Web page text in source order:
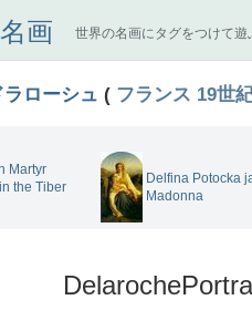
画 世界の名画にタグをつけて遊
ローシュ ( フランス 19世
Martyr
the Tiber
Delfina Potocka
Madonna